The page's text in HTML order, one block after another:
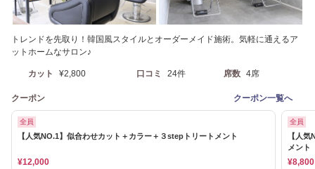
トレンドを先取り！韓国風スタイルとオーダーメイド施術。気軽に通えるア
ットホームなサロン♪
カット ¥2,800 口コミ 24件 席数 4席
クーポン クーポン一覧へ
全員
【人気NO.1】似合わせカット＋カラー＋３stepトリートメント
¥12,000
全員
【人
メント
¥8,800